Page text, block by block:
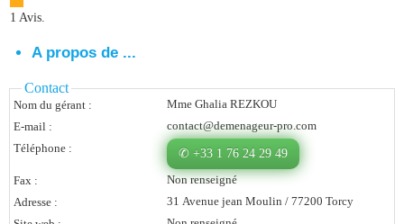
Pourquoi Nous Faire Confiance ?
Vous Êtes Une Société
Comment Ça Marche ?
Quels Bénéfices Pour Ma Société ?
Témoignages Adhérents
Comment S’inscrire ?
1 Avis.
A propos de ...
Contact
Nom du gérant :
Mme Ghalia REZKOU
E-mail :
contact@demenageur-pro.com
Téléphone :
✆ +33 1 76 24 29 49
Fax :
Non renseigné
Adresse :
31 Avenue jean Moulin / 77200 Torcy